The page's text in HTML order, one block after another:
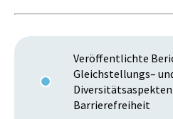
Veröffentlichte
Gleichstellungs–
Barrierefreiheit